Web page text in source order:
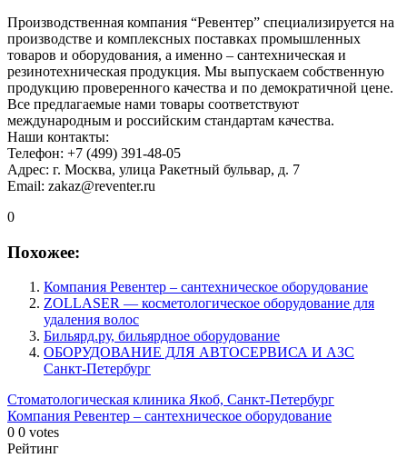
Производственная компания “Ревентер” специализируется на
производстве и комплексных поставках промышленных
товаров и оборудования, а именно – сантехническая и
резинотехническая продукция. Мы выпускаем собственную
продукцию проверенного качества и по демократичной цене.
Все предлагаемые нами товары соответствуют
международным и российским стандартам качества.
Наши контакты:
Телефон: +7 (499) 391-48-05
Адрес: г. Москва, улица Ракетный бульвар, д. 7
Email: zakaz@reventer.ru
0
Похожее:
Компания Ревентер – сантехническое оборудование
ZOLLASER — косметологическое оборудование для
удаления волос
Бильярд.ру, бильярдное оборудование
ОБОРУДОВАНИЕ ДЛЯ АВТОСЕРВИСА И АЗС
Санкт-Петербург
Стоматологическая клиника Якоб, Санкт-Петербург
Компания Ревентер – сантехническое оборудование
0 0 votes
Рейтинг